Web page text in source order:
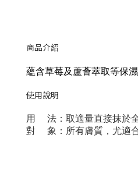
商品介紹
蘊含草莓及蘆薈萃取等保
使用說明
用 法：取適量直接抹於全
對 象：所有膚質，尤適合